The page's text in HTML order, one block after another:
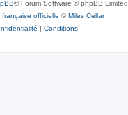
® Forum Software © phpBB Limited
officielle ©Miles Cellar
| Conditions